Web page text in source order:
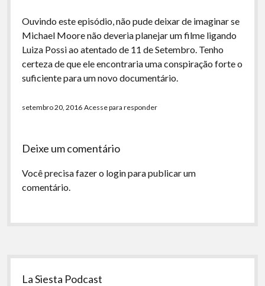
Ouvindo este episódio, não pude deixar de imaginar se
Michael Moore não deveria planejar um filme ligando
Luiza Possi ao atentado de 11 de Setembro. Tenho
certeza de que ele encontraria uma conspiração forte o
suficiente para um novo documentário.
setembro 20, 2016 Acesse para responder
Deixe um comentário
Você precisa fazer o loginpara publicar um
comentário.
Sidebar
La Siesta Podcast